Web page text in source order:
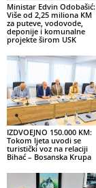
Ministar Edvin Odobašić:
Više od 2,25 miliona KM
za puteve, vodovode,
deponije i komunalne
projekte širom USK
IZDVOEJNO 150.000 KM:
Tokom ljeta uvodi se
turistički voz na relaciji
Bihać – Bosanska Krupa